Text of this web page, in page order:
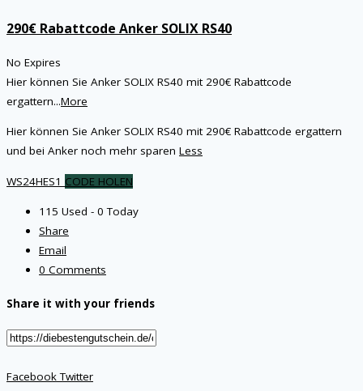
290€ Rabattcode Anker SOLIX RS40
No Expires
Hier können Sie Anker SOLIX RS40 mit 290€ Rabattcode
ergattern...More
Hier können Sie Anker SOLIX RS40 mit 290€ Rabattcode ergattern
und bei Anker noch mehr sparen Less
WS24HES1 CODE HOLEN
115 Used - 0 Today
Share
Email
0 Comments
Share it with your friends
FacebookTwitter